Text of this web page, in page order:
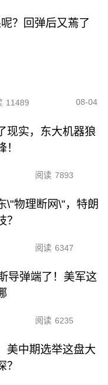
？回弹后又蔫了
11489 08-04
现实，东大机器狼
阅读 7893
\"物理断网\"，特朗
阅读 6347
导弹端了！美军这
阅读 6235
美中期选举这盘大